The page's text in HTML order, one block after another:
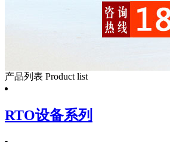
产品列表 Product list
RTO设备系列